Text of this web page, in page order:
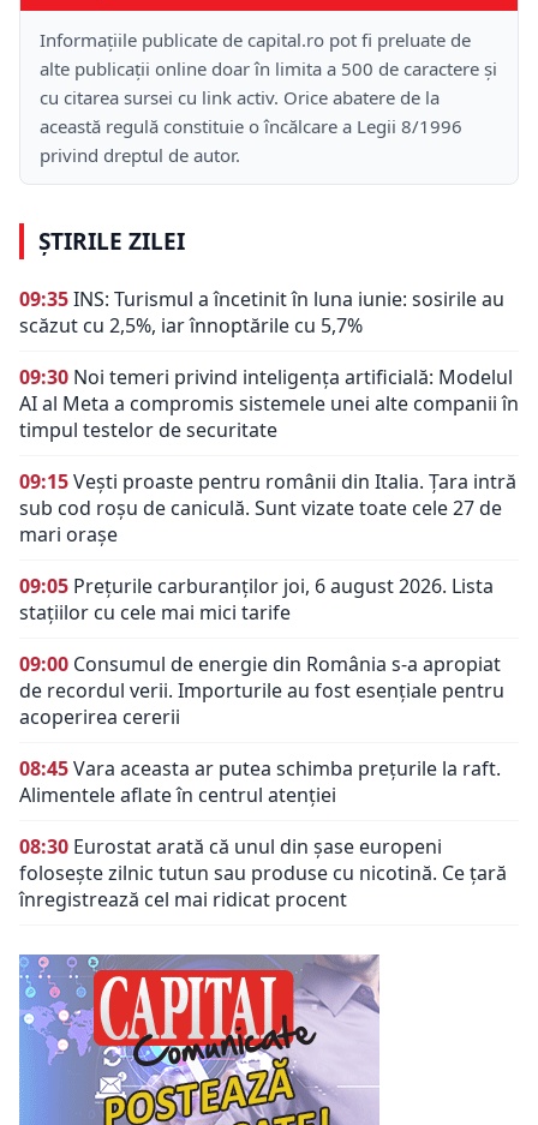
Informațiile publicate de capital.ro pot fi preluate de
alte publicații online doar în limita a 500 de caractere și
cu citarea sursei cu link activ. Orice abatere de la
această regulă constituie o încălcare a Legii 8/1996
privind dreptul de autor.
ȘTIRILE ZILEI
09:35INS: Turismul a încetinit în luna iunie: sosirile au
scăzut cu 2,5%, iar înnoptările cu 5,7%
09:30 Noi temeri privind inteligența artificială: Modelul
AI al Meta a compromis sistemele unei alte companii în
timpul testelor de securitate
09:15Vești proaste pentru românii din Italia. Țara intră
sub cod roșu de caniculă. Sunt vizate toate cele 27 de
mari orașe
09:05 Prețurile carburanților joi, 6 august 2026. Lista
stațiilor cu cele mai mici tarife
09:00 Consumul de energie din România s-a apropiat
de recordul verii. Importurile au fost esențiale pentru
acoperirea cererii
08:45Vara aceasta ar putea schimba prețurile la raft.
Alimentele aflate în centrul atenției
08:30 Eurostat arată că unul din șase europeni
folosește zilnic tutun sau produse cu nicotină. Ce țară
înregistrează cel mai ridicat procent